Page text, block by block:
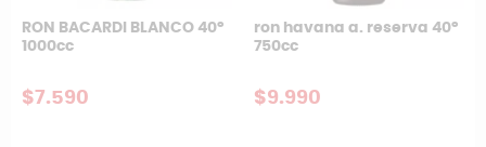
RON BACARDI BLANCO 40°
1000cc
$7.590
ron havana a. reserva 40°
750cc
$9.990